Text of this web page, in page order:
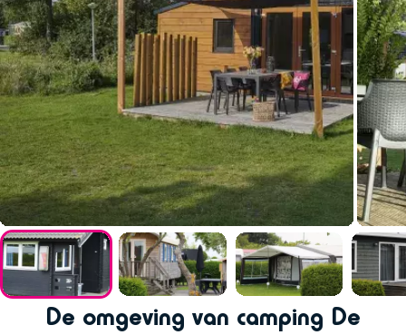
De omgeving van camping De